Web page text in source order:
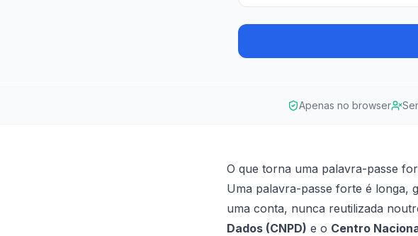
Apenas no browser
O que torna uma palavra-passe
Uma palavra-passe forte é longa,
uma conta, nunca reutilizada
Dados (CNPD) e o Centro